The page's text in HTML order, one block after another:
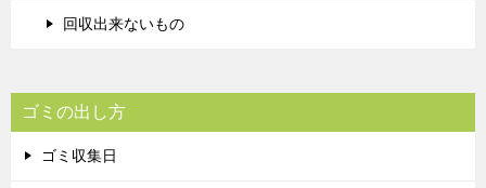
回収出来ないもの
ゴミの出し方
ゴミ収集日